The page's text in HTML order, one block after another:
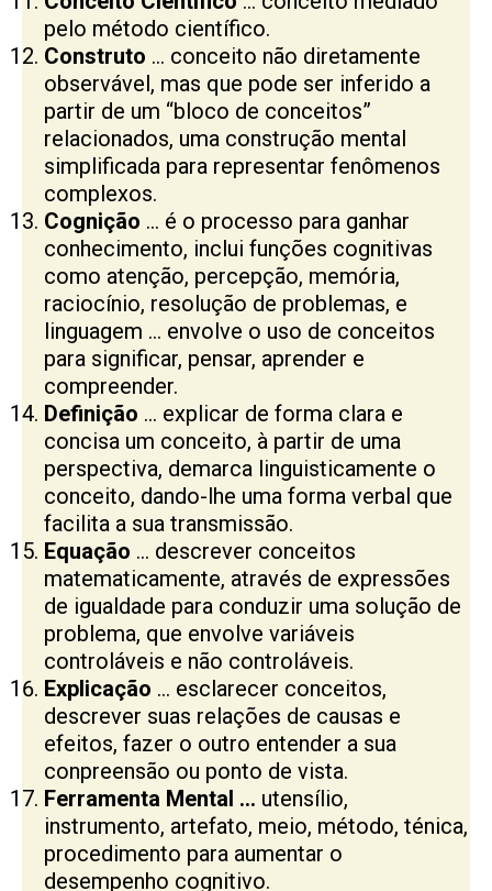
pelo método científico.
Construto … conceito não diretamente
observável, mas que pode ser inferido a
partir de um “bloco de conceitos”
relacionados, uma construção mental
simplificada para representar fenômenos
complexos.
Cognição … é o processo para ganhar
conhecimento, inclui funções cognitivas
como atenção, percepção, memória,
raciocínio, resolução de problemas, e
linguagem … envolve o uso de conceitos
para significar, pensar, aprender e
compreender.
Definição … explicar de forma clara e
concisa um conceito, à partir de uma
perspectiva, demarca linguisticamente o
conceito, dando-lhe uma forma verbal que
facilita a sua transmissão.
Equação … descrever conceitos
matematicamente, através de expressões
de igualdade para conduzir uma solução de
problema, que envolve variáveis
controláveis e não controláveis.
Explicação … esclarecer conceitos,
descrever suas relações de causas e
efeitos, fazer o outro entender a sua
conpreensão ou ponto de vista.
Ferramenta Mental … utensílio,
instrumento, artefato, meio, método, ténica,
procedimento para aumentar o
desempenho cognitivo.